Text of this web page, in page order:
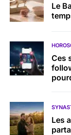
Le
Ces
Les